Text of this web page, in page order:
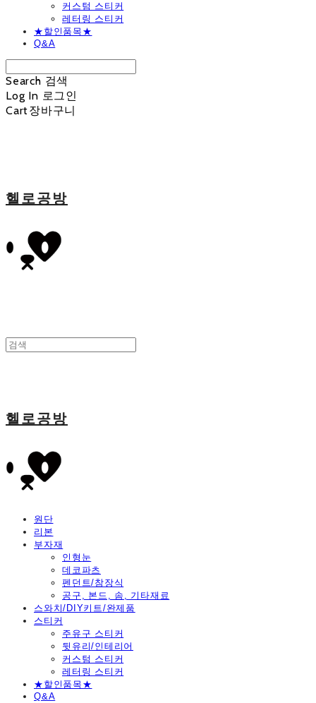
커스텀 스티커
레터링 스티커
★할인품목★
Q&A
Search 검색
Log In 로그인
Cart장바구니
헬로공방
헬로공방
원단
리본
부자재
인형눈
데코파츠
펜던트/참장식
공구, 본드, 솜, 기타재료
스와치/DIY키트/완제품
스티커
주유구 스티커
뒷유리/인테리어
커스텀 스티커
레터링 스티커
★할인품목★
Q&A